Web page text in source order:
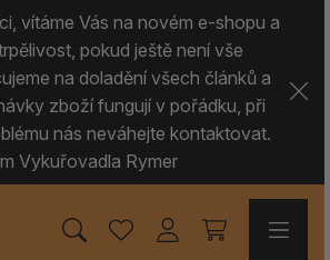
vítáme Vás na novém e-shopu a
pokud ještě není vše
na doladění všech článků a
zboží fungují v pořádku, při
nás neváhejte kontaktovat.
Vykuřovadla Rymer